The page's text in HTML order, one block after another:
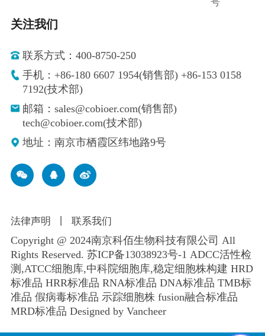
号
关注我们
联系方式：400-8750-250
手机：+86-180 6607 1954(销售部) +86-153 0158
7192(技术部)
邮箱：sales@cobioer.com(销售部)
tech@cobioer.com(技术部)
地址：南京市栖霞区纬地路9号
法律声明 联系我们
Copyright @ 2024南京科佰生物科技有限公司 All
Rights Reserved. 苏ICP备13038923号-1 ADCC活性检
测,ATCC细胞库,中科院细胞库,稳定细胞株构建 HRD
标准品 HRR标准品 RNA标准品 DNA标准品 TMB标
准品 假病毒标准品 示踪细胞株 fusion融合标准品
MRD标准品 Designed by Vancheer